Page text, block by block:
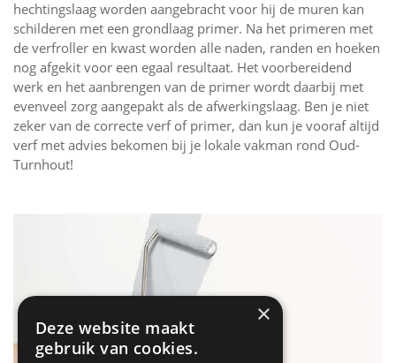
hechtingslaag worden aangebracht voor hij de muren kan
schilderen met een grondlaag primer. Na het primeren met
de verfroller en kwast worden alle naden, randen en hoeken
nog afgekit voor een egaal resultaat. Het voorbereidend
werk en het aanbrengen van de primer wordt daarbij met
evenveel zorg aangepakt als de afwerkingslaag. Ben je niet
zeker van de correcte verf of primer, dan kun je vooraf altijd
verf met advies bekomen bij je lokale vakman rond Oud-
Turnhout!
×
Deze website maakt
gebruik van cookies.